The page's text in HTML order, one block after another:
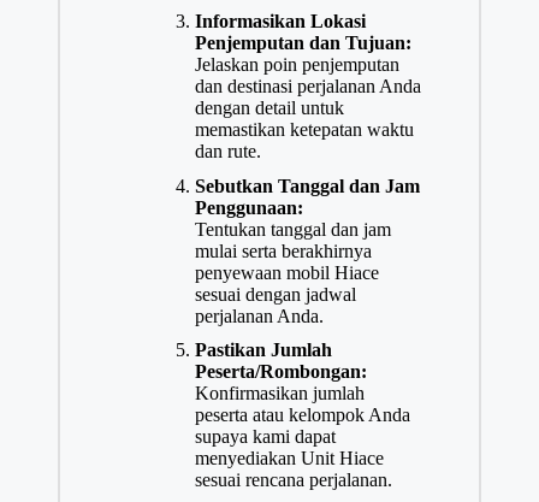
Informasikan Lokasi
Penjemputan dan Tujuan:
Jelaskan poin penjemputan
dan destinasi perjalanan Anda
dengan detail untuk
memastikan ketepatan waktu
dan rute.
Sebutkan Tanggal dan Jam
Penggunaan:
Tentukan tanggal dan jam
mulai serta berakhirnya
penyewaan mobil Hiace
sesuai dengan jadwal
perjalanan Anda.
Pastikan Jumlah
Peserta/Rombongan:
Konfirmasikan jumlah
peserta atau kelompok Anda
supaya kami dapat
menyediakan Unit Hiace
sesuai rencana perjalanan.